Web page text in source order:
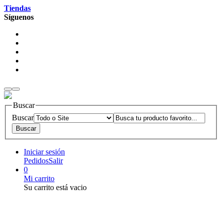
Tiendas
Síguenos
Buscar
Buscar
Iniciar sesión
PedidosSalir
0
Mi carrito
Su carrito está vacio